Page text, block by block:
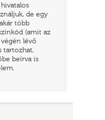
de egy
több
(amit az
lévő
tartozhat,
beírva is